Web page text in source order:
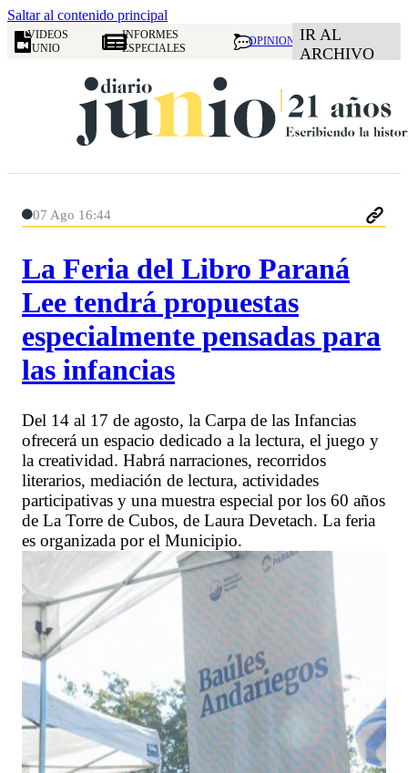
Saltar al contenido principal
VIDEOS
JUNIO
INFORMES
ESPECIALES
OPINION IR AL
ARCHIVO
07 Ago 16:44
La Feria del Libro Paraná
Lee tendrá propuestas
especialmente pensadas para
las infancias
Del 14 al 17 de agosto, la Carpa de las Infancias
ofrecerá un espacio dedicado a la lectura, el juego y
la creatividad. Habrá narraciones, recorridos
literarios, mediación de lectura, actividades
participativas y una muestra especial por los 60 años
de La Torre de Cubos, de Laura Devetach. La feria
es organizada por el Municipio.